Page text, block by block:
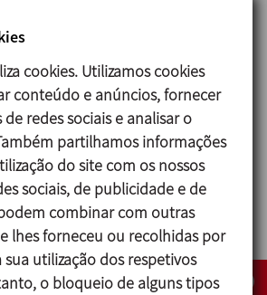
1½’’ - OD 4’’
macho, clamp.
C-TOP S.
externos.
Ra ≤ 0,5 μm
cookies. Utilizamos cookies
conteúdo e anúncios, fornecer
redes sociais e analisar o
partilhamos informações
do site com os nossos
sociais, de publicidade e de
combinar com outras
lhes forneceu ou recolhidas por
utilização dos respetivos
o bloqueio de alguns tipos